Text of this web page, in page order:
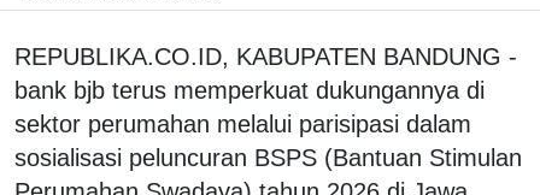
REPUBLIKA.CO.ID, KABUPATEN BANDUNG -
bank bjb terus memperkuat dukungannya di
sektor perumahan melalui parisipasi dalam
sosialisasi peluncuran BSPS (Bantuan Stimulan